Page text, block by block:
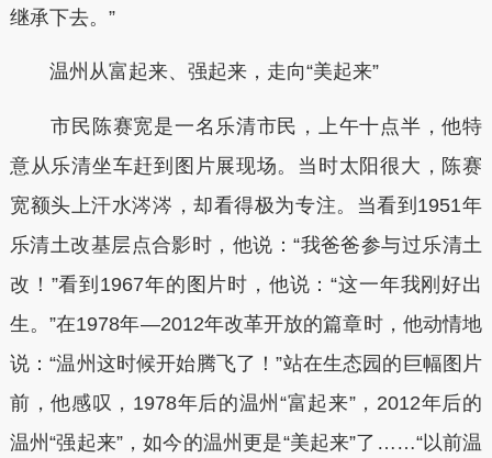
继承下去。”
温州从富起来、强起来，走向“美起来”
市民陈赛宽是一名乐清市民，上午十点半，他特
意从乐清坐车赶到图片展现场。当时太阳很大，陈赛
宽额头上汗水涔涔，却看得极为专注。当看到1951年
乐清土改基层点合影时，他说：“我爸爸参与过乐清土
改！”看到1967年的图片时，他说：“这一年我刚好出
生。”在1978年—2012年改革开放的篇章时，他动情地
说：“温州这时候开始腾飞了！”站在生态园的巨幅图片
前，他感叹，1978年后的温州“富起来”，2012年后的
温州“强起来”，如今的温州更是“美起来”了……“以前温